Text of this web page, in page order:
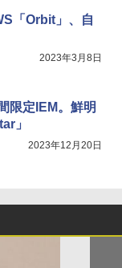
「Orbit」、自
2023年3月8日
限定IEM。鮮明
」
2023年12月20日